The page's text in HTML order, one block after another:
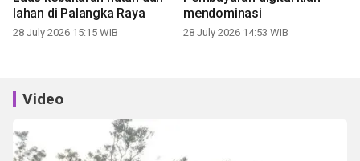
lahan di Palangka Raya
28 July 2026 15:15 WIB
mendominasi
28 July 2026 14:53 WIB
Video